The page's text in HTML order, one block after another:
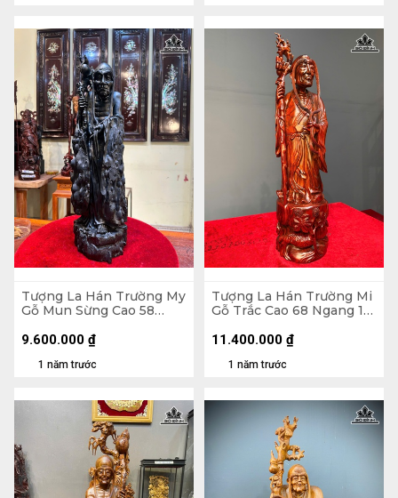
Tượng La Hán Trường My
Gỗ Mun Sừng Cao 58
Gỗ Trắc 9,5 Vuông 22
1 năm trước
9.600.000 ₫
Tượng La Hán Trường Mi
Gỗ Trắc Cao 68 Ngang 16
1 năm trước
11.400.000 ₫